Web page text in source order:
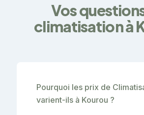
Vos
climatisation à
Pourquoi les prix de
varient-ils à Kourou ?